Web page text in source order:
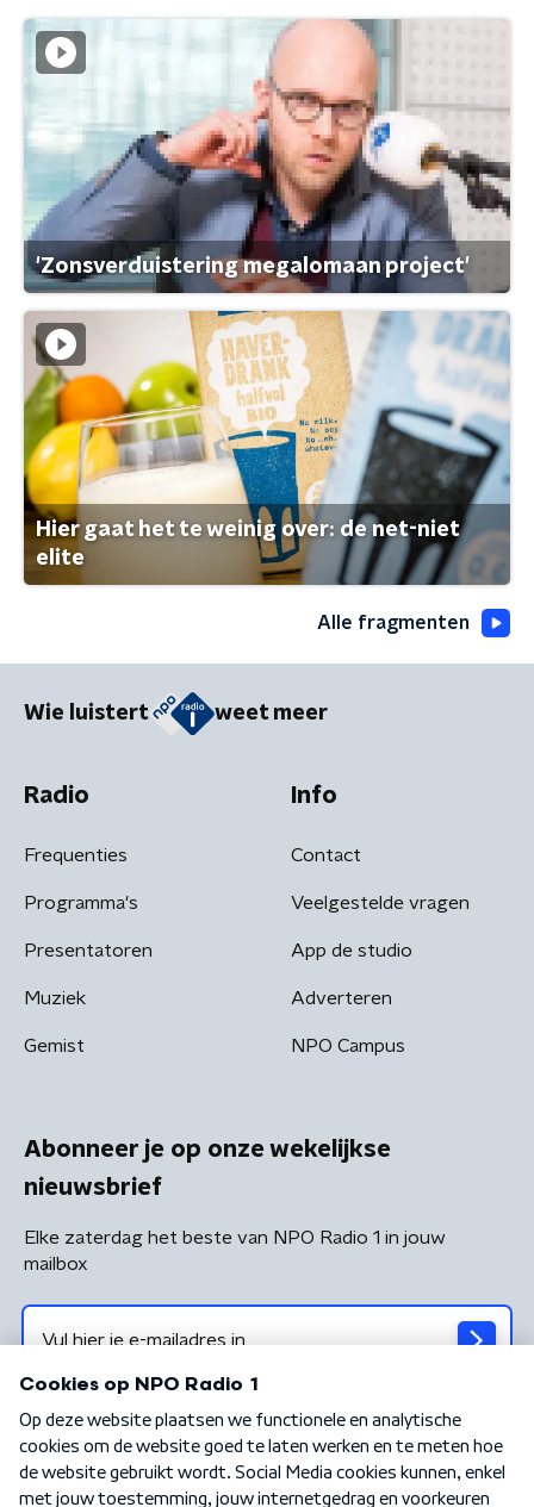
'Zonsverduistering megalomaan project'
Hier gaat het te weinig over: de net-niet
elite
Alle fragmenten
Wie luistert weet meer
Radio
Frequenties
Programma's
Presentatoren
Muziek
Gemist
Info
Contact
Veelgestelde vragen
App de studio
Adverteren
NPO Campus
Abonneer je op onze wekelijkse
nieuwsbrief
Elke zaterdag het beste van NPO Radio 1 in jouw
mailbox
Algemene voorwaarden Privacybeleid